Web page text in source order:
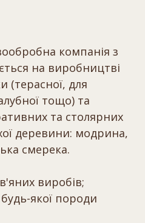
компанія з
на виробництві
(терасної, для
тощо) та
та столярних
деревини: модрина,
смерека.
виробів;
якої породи